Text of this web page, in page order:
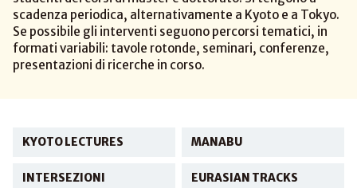
scadenza periodica, alternativamente a Kyoto e a Tokyo.
Se possibile gli interventi seguono percorsi tematici, in
formati variabili: tavole rotonde, seminari, conferenze,
presentazioni di ricerche in corso.
KYOTO LECTURES MANABU
INTERSEZIONI EURASIAN TRACKS